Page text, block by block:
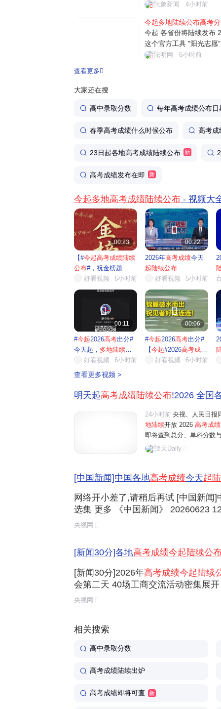
4日左右开通查询，吉林
起可查高考成绩 各地查
考试院...
大象新闻 4小时前
今起多地陆续公布高考
今起 各省份将陆续发布
这个官方工具 "阳光志愿
填报信息服务系统，依
光明网 6小时前
查看更多
大家还在搜
高中录取分数 每年高考成绩公布日
春季高考成绩什么时候公布 高考成
23日起各地高考成绩陆续公布 新
高考成绩发布在即 新
今起多地高考成绩陆续公布 - 视频大

00:23
【#今起高考成绩陆续
公布#，祝金榜题
名！】今...
好看视频 6小时前

00:22
2026年高考成绩今天
起陆续公布
好看视频
5小时前

00:11
#今起2026高考出分#
今天起， 多地陆续公
高...
好看视频 6小时前

00:06
#今起2026高考出分#
【今起#2026高考成绩
陆续...
好看视频 6小时前
查看更多视频 >
明天起高考成绩陆续公布!2026 全国
24小时前 央视、人民日报
地陆续开放 2026 高考成绩
即将查到总分、单科分数
入口、出分后关键操作，
凌天Daily
[中国新闻]中国各地高考成绩今天起
网络开小差了,请稍后再试 [中国新闻]
选集 更多 《中国新闻》 20260623
00 《中国新闻》 20260623 07:00
央视网
[新闻30分]各地高考成绩今起陆续公
[新闻30分]2026年高考成绩今起陆续
会第二天 40场工商交流活动密集展
季达沃斯论坛今起举行 [新闻30分]今
央视网
相关搜索
高中录取分数
高考成绩陆续出炉
高考成绩即将可查 新